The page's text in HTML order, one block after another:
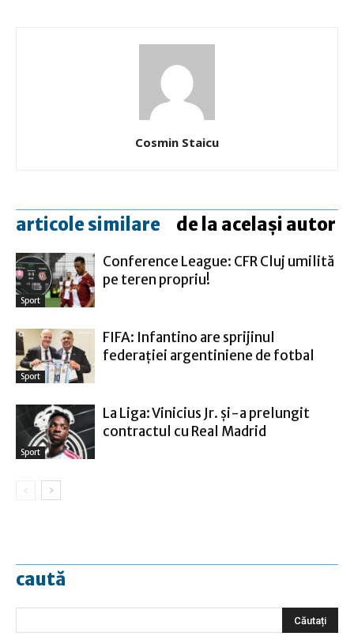
Cosmin Staicu
articole similare de la același autor
Sport
Conference League: CFR Cluj umilită
pe teren propriu!
Sport
FIFA: Infantino are sprijinul
federaţiei argentiniene de fotbal
Sport
La Liga: Vinicius Jr. şi-a prelungit
contractul cu Real Madrid
caută